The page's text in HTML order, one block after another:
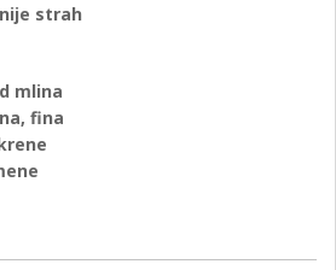
strah
mlina
fina